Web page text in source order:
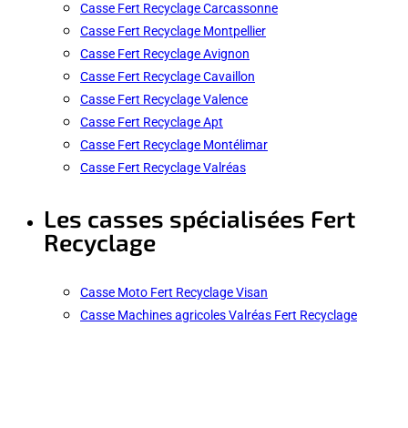
Casse Fert Recyclage Carcassonne
Casse Fert Recyclage Montpellier
Casse Fert Recyclage Avignon
Casse Fert Recyclage Cavaillon
Casse Fert Recyclage Valence
Casse Fert Recyclage Apt
Casse Fert Recyclage Montélimar
Casse Fert Recyclage Valréas
Les casses spécialisées Fert
Recyclage
Casse Moto Fert Recyclage Visan
Casse Machines agricoles Valréas Fert Recyclage